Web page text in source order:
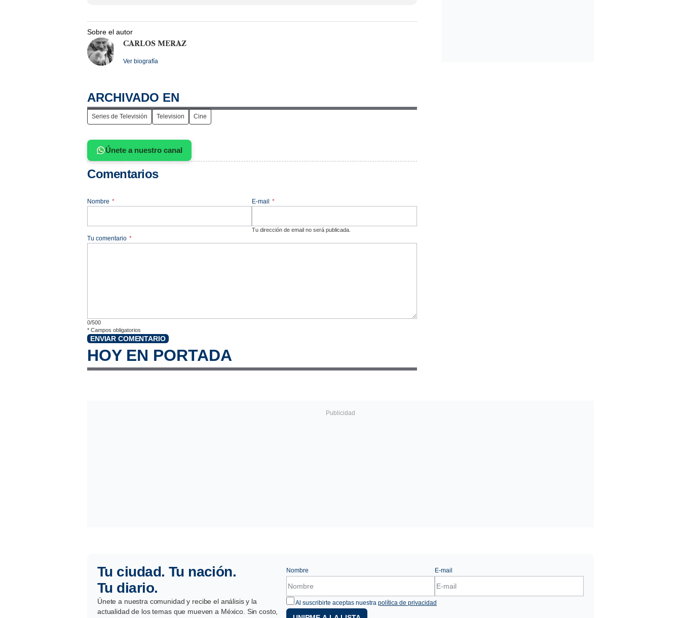
Sobre el autor
CARLOS MERAZ
Ver biografía
ARCHIVADO EN
Series de Televisión Television Cine
Únete a nuestro canal
Comentarios
Nombre * E-mail *
Tu dirección de email no será publicada.
Tu comentario *
0/500
* Campos obligatorios
ENVIAR COMENTARIO
HOY EN PORTADA
Tu ciudad. Tu nación.
Tu diario.
Únete a nuestra comunidad y recibe el análisis y la
actualidad de los temas que mueven a México. Sin costo,
Nombre E-mail
Al suscribirte aceptas nuestra política de privacidad